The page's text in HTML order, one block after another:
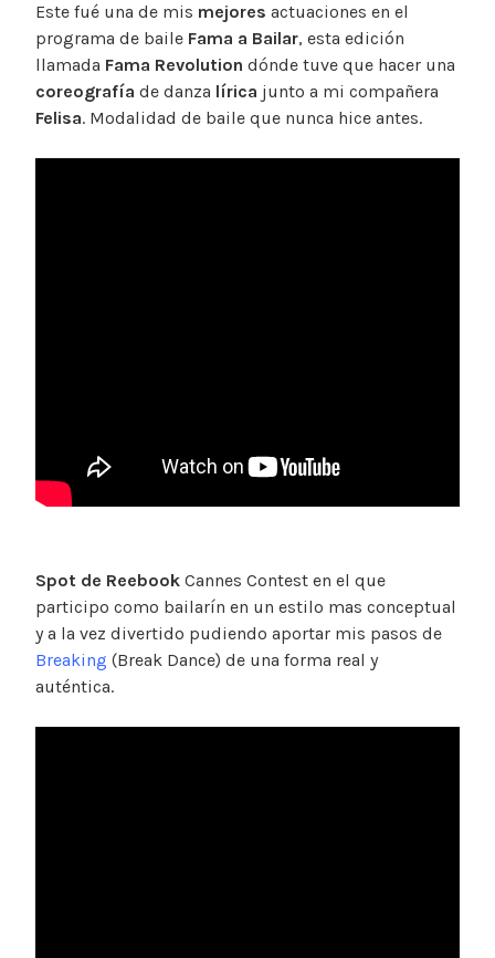
Este fué una de mis mejores actuaciones en el
programa de baile Fama a Bailar, esta edición
llamada Fama Revolution dónde tuve que hacer una
coreografía de danza lírica junto a mi compañera
Felisa. Modalidad de baile que nunca hice antes.
Spot de Reebook Cannes Contest en el que
participo como bailarín en un estilo mas conceptual
y a la vez divertido pudiendo aportar mis pasos de
Breaking (Break Dance) de una forma real y
auténtica.